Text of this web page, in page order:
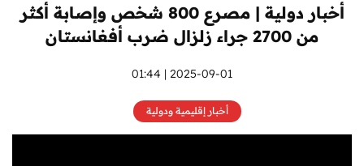
أم القيوين o
راس الخيمةo
الفجيرة 35 o
أخبار دولية | مصرع 800 شخص وإصابة أكثر
من 2700 جراء زلزال ضرب أفغانستان
2025-09-01 | 01:44
أخبار إقليمية ودولية